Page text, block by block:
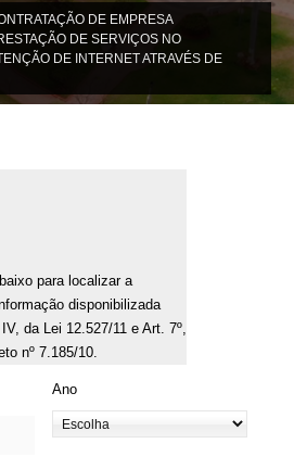
DE EMPRESA
DE SERVIÇOS NO
DE INTERNET ATRAVÉS DE
para localizar a
disponibilizada
da Lei 12.527/11 e Art. 7º,
nº 7.185/10.
Ano